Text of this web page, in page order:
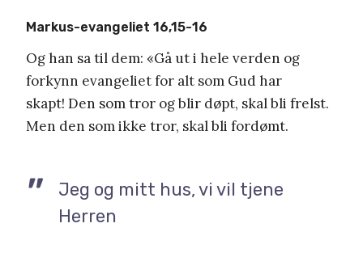
Markus-evangeliet 16,15-16
Og han sa til dem: «Gå ut i hele verden og
forkynn evangeliet for alt som Gud har
skapt! Den som tror og blir døpt, skal bli frelst.
Men den som ikke tror, skal bli fordømt.
Jeg og mitt hus, vi vil tjene
Herren